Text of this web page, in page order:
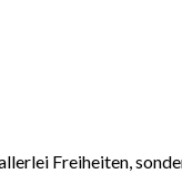
Freiheiten,